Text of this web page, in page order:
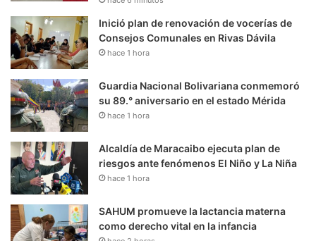
Inició plan de renovación de vocerías de
Consejos Comunales en Rivas Dávila
hace 1 hora
Guardia Nacional Bolivariana conmemoró
su 89.° aniversario en el estado Mérida
hace 1 hora
Alcaldía de Maracaibo ejecuta plan de
riesgos ante fenómenos El Niño y La Niña
hace 1 hora
SAHUM promueve la lactancia materna
como derecho vital en la infancia